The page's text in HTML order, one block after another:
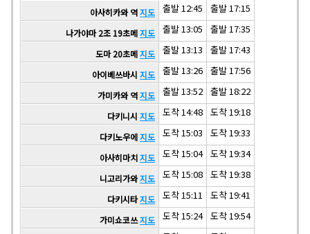
아사히카와 역지도 출발 12:45 출발 17:15
나가야마 2조 19초메지도 출발 13:05 출발 17:35
도마 20초메지도 출발 13:13 출발 17:43
아이베쓰바시 지도 출발 13:26 출발 17:56
가미카와 역지도 출발 13:52 출발 18:22
다키니시 지도 도착 14:48 도착 19:18
다키노우에지도 도착 15:03 도착 19:33
아사히마치지도 도착 15:04 도착 19:34
니고리가와지도 도착 15:08 도착 19:38
다키시타지도 도착 15:11 도착 19:41
가미쇼코쓰지도 도착 15:24 도착 19:54